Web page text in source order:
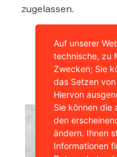
zugelassen.
Auf unserer
technische, zu
Zwecken; Sie
das Setzen
Hiervon
Sie können die
den
ändern. Ihnen
Informationen